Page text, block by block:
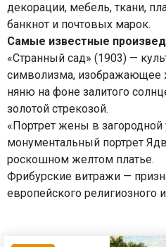
декорации, мебель, ткани,
банкнот и почтовых марок.
Самые известные
«Странный сад» (1903) —
символизма, изображающее
няню на фоне залитого
золотой стрекозой.
«Портрет жены в загородной
монументальный портрет
роскошном желтом платье.
Фрибурские витражи —
европейского религиозного